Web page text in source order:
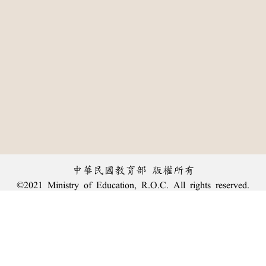
中華民國教育部 版權所有
©2021 Ministry of Education, R.O.C. All rights reserved.